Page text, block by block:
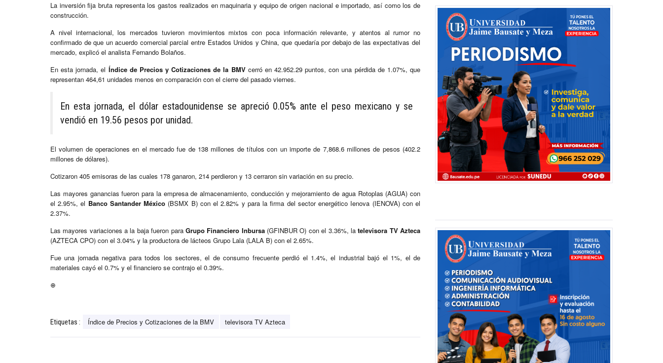
La inversión fija bruta representa los gastos realizados en maquinaria y equipo de origen nacional e importado, así como los de
construcción.
A nivel internacional, los mercados tuvieron movimientos mixtos con poca información relevante, y atentos al rumor no
confirmado de que un acuerdo comercial parcial entre Estados Unidos y China, que quedaría por debajo de las expectativas del
mercado, explicó el analista Fernando Bolaños.
En esta jornada, el Índice de Precios y Cotizaciones de la BMVcerró en 42.952.29 puntos, con una pérdida de 1.07%, que
representan 464,61 unidades menos en comparación con el cierre del pasado viernes.
En esta jornada, el dólar estadounidense se apreció 0.05% ante el peso mexicano y se
vendió en 19.56 pesos por unidad.
El volumen de operaciones en el mercado fue de 138 millones de títulos con un importe de 7,868.6 millones de pesos (402.2
millones de dólares).
Cotizaron 405 emisoras de las cuales 178 ganaron, 214 perdieron y 13 cerraron sin variación en su precio.
Las mayores ganancias fueron para la empresa de almacenamiento, conducción y mejoramiento de agua Rotoplas (AGUA) con
el 2.95%, el Banco Santander México (BSMX B) con el 2.82% y para la firma del sector energético Ienova (IENOVA) con el
2.37%.
Las mayores variaciones a la baja fueron para Grupo Financiero Inbursa(GFINBUR O) con el 3.36%, latelevisora TV Azteca
(AZTECA CPO) con el 3.04% y la productora de lácteos Grupo Lala (LALA B) con el 2.65%.
Fue una jornada negativa para todos los sectores, el de consumo frecuente perdió el 1.4%, el industrial bajó el 1%, el de
materiales cayó el 0.7% y el financiero se contrajo el 0.39%.
⊕
Etiquetas : Índice de Precios y Cotizaciones de la BMV televisora TV Azteca